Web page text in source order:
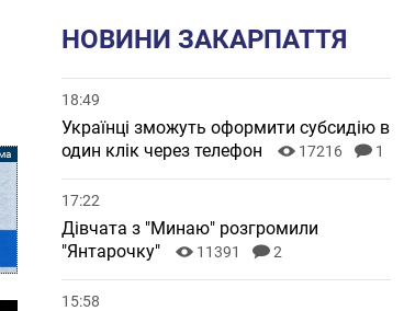
НОВИНИ ЗАКАРПАТТЯ
18:49
Українці зможуть оформити субсидію в
один клік через телефон
17216 1
17:22
Дівчата з "Минаю" розгромили
"Янтарочку"
11391 2
15:58